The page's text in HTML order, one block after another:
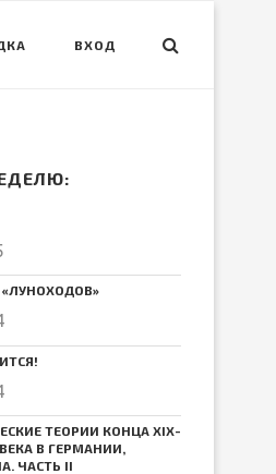
ВХОД
ТЕОРИИ КОНЦА ХIХ-
В ГЕРМАНИИ,
ЧАСТЬ II